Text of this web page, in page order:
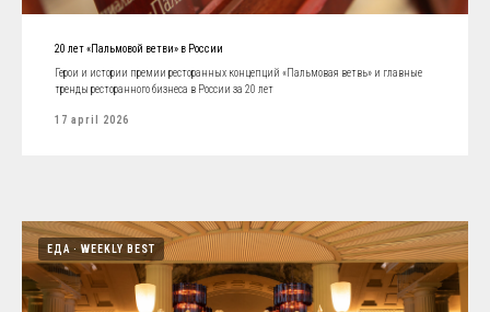
20 лет «Пальмовой ветви» в России
Герои и истории премии ресторанных концепций «Пальмовая ветвь» и главные
тренды ресторанного бизнеса в России за 20 лет
17 april 2026
ЕДА WEEKLY BEST